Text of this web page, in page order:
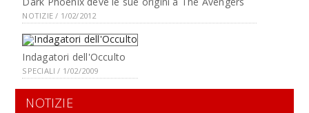
NOTIZIE / 1/02/2012
Indagatori dell'Occulto
SPECIALI / 1/02/2009
NOTIZIE